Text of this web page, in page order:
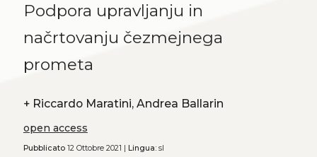
Podpora upravljanju in
načrtovanju čezmejnega
prometa
+ Riccardo Maratini, Andrea Ballarin
open access
Pubblicato12 Ottobre 2021 | Lingua:sl